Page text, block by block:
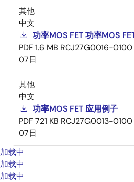
其他
中文
功率MOS FET 功率MOS
PDF 1.6 MB RCJ27G0016-0100
07日
其他
中文
功率MOS FET 应用例子
PDF 721 KB RCJ27G0013-0100
07日
加载中
加载中
加载中